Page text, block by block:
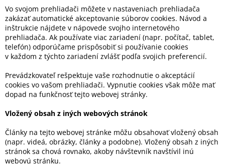
Vo svojom prehliadači môžete v nastaveniach prehliadača
zakázať automatické akceptovanie súborov cookies. Návod a
inštrukcie nájdete v nápovede svojho internetového
prehliadača. Ak používate viac zariadení (napr. počítač, tablet,
telefón) odporúčame prispôsobiť si používanie cookies
v každom z týchto zariadení zvlášť podľa svojich preferencií.
Prevádzkovateľ rešpektuje vaše rozhodnutie o akceptácií
cookies vo vašom prehliadači. Vypnutie cookies však môže mať
dopad na funkčnosť tejto webovej stránky.
Vložený obsah z iných webových stránok
Články na tejto webovej stránke môžu obsahovať vložený obsah
(napr. videá, obrázky, články a podobne). Vložený obsah z iných
stránok sa chová rovnako, akoby návštevník navštívil inú
webovú stránku.